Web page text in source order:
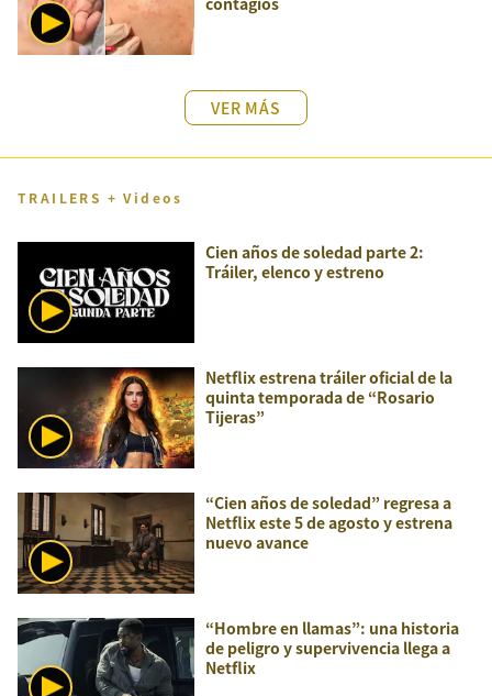
VER MÁS
TRAILERS + Videos
Cien años de soledad parte 2:
Tráiler, elenco y estreno
Netflix estrena tráiler oficial de la
quinta temporada de “Rosario
Tijeras”
“Cien años de soledad” regresa a
Netflix este 5 de agosto y estrena
nuevo avance
“Hombre en llamas”: una historia
de peligro y supervivencia llega a
Netflix